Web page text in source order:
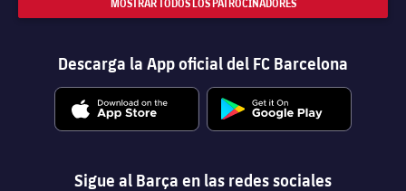
MOSTRAR TODOS LOS PATROCINADORES
Descarga la App oficial del FC Barcelona
Sigue al Barça en las redes sociales